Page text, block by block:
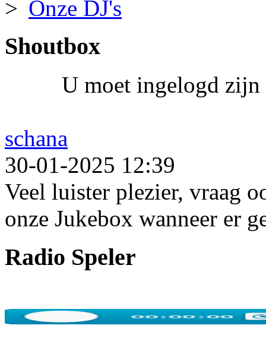
Onze DJ's
Shoutbox
U moet ingelogd zijn
schana
30-01-2025 12:39
Veel luister plezier, vraag
onze Jukebox wanneer er
Radio Speler